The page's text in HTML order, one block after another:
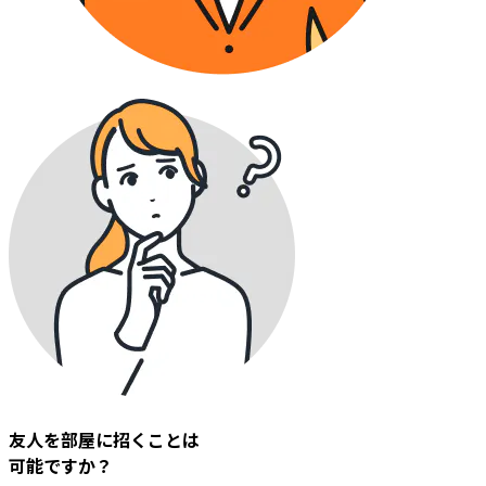
友人を部屋に招くことは
可能ですか？